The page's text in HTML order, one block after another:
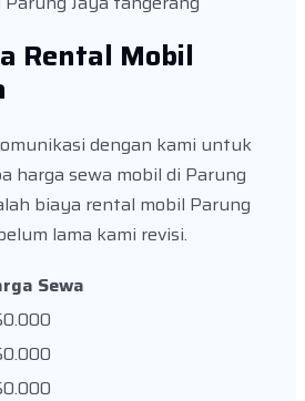
Rental Mobil
dengan kami untuk
harga sewa mobil di Parung
biaya rental mobil Parung
lama kami revisi.
Sewa